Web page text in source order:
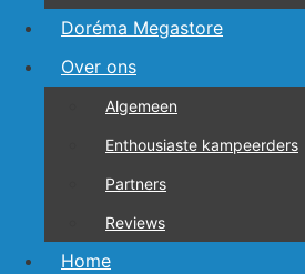
Doréma Megastore
Over ons
Algemeen
Enthousiaste kampeerders
Partners
Reviews
Home